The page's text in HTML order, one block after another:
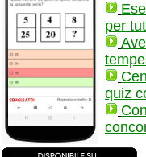
per
quiz